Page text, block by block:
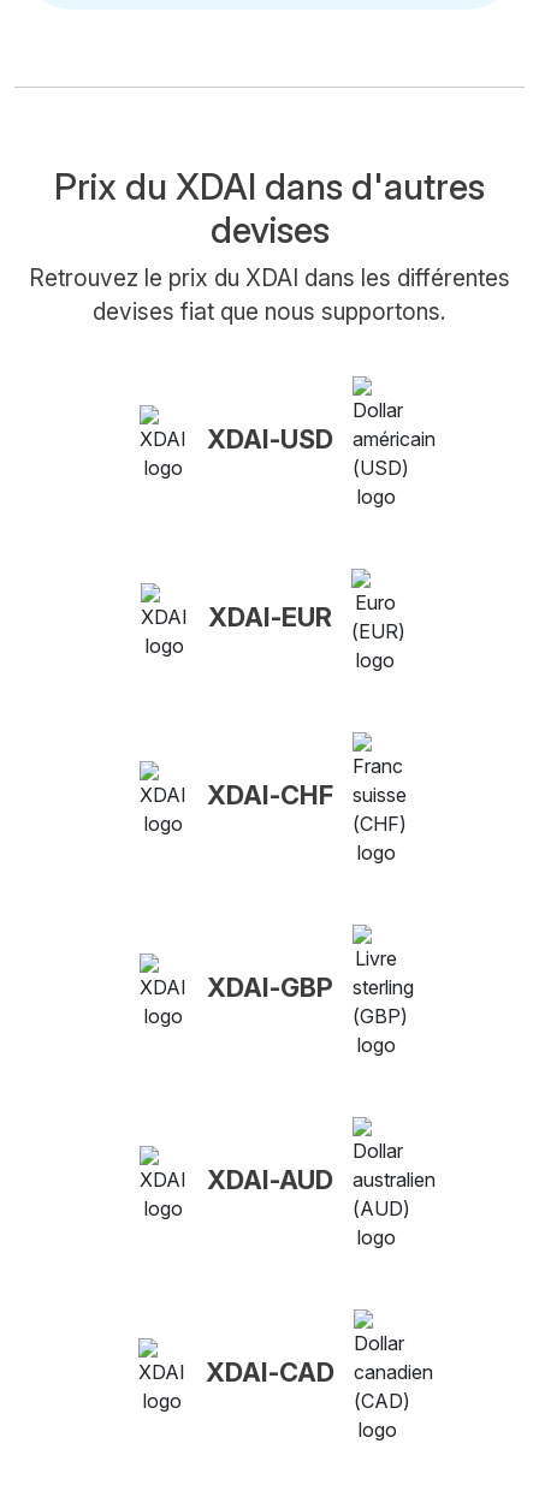
Prix du XDAI dans d'autres
devises
Retrouvez le prix du XDAI dans les différentes
devises fiat que nous supportons.
XDAI-USD
XDAI-EUR
XDAI-CHF
XDAI-GBP
XDAI-AUD
XDAI-CAD